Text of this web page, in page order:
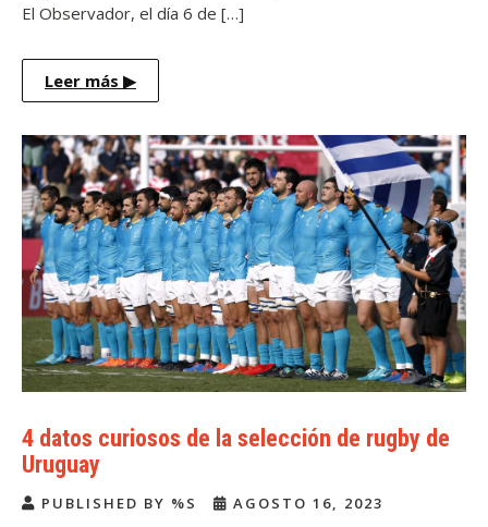
El Observador, el día 6 de […]
Leer más ▶
4 datos curiosos de la selección de rugby de
Uruguay
PUBLISHED BY %S AGOSTO 16, 2023